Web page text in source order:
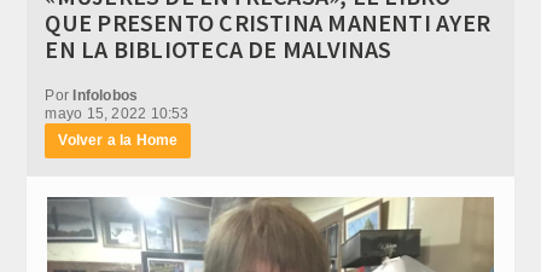
QUE PRESENTO CRISTINA MANENTI AYER
EN LA BIBLIOTECA DE MALVINAS
PorInfolobos
mayo 15, 2022 10:53
Volver a la Home